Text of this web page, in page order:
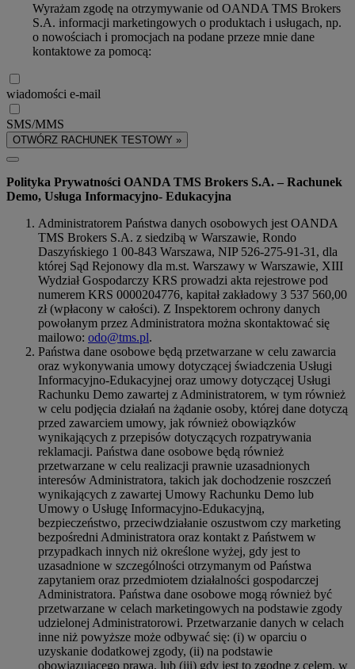
Wyrażam zgodę na otrzymywanie od OANDA TMS Brokers
S.A. informacji marketingowych o produktach i usługach, np.
o nowościach i promocjach na podane przeze mnie dane
kontaktowe za pomocą:
wiadomości e-mail
SMS/MMS
OTWÓRZ RACHUNEK TESTOWY »
Polityka Prywatności OANDA TMS Brokers S.A. – Rachunek
Demo, Usługa Informacyjno- Edukacyjna
Administratorem Państwa danych osobowych jest OANDA
TMS Brokers S.A. z siedzibą w Warszawie, Rondo
Daszyńskiego 1 00-843 Warszawa, NIP 526-275-91-31, dla
której Sąd Rejonowy dla m.st. Warszawy w Warszawie, XIII
Wydział Gospodarczy KRS prowadzi akta rejestrowe pod
numerem KRS 0000204776, kapitał zakładowy 3 537 560,00
zł (wpłacony w całości). Z Inspektorem ochrony danych
powołanym przez Administratora można skontaktować się
mailowo: odo@tms.pl.
Państwa dane osobowe będą przetwarzane w celu zawarcia
oraz wykonywania umowy dotyczącej świadczenia Usługi
Informacyjno-Edukacyjnej oraz umowy dotyczącej Usługi
Rachunku Demo zawartej z Administratorem, w tym również
w celu podjęcia działań na żądanie osoby, której dane dotyczą
przed zawarciem umowy, jak również obowiązków
wynikających z przepisów dotyczących rozpatrywania
reklamacji. Państwa dane osobowe będą również
przetwarzane w celu realizacji prawnie uzasadnionych
interesów Administratora, takich jak dochodzenie roszczeń
wynikających z zawartej Umowy Rachunku Demo lub
Umowy o Usługę Informacyjno-Edukacyjną,
bezpieczeństwo, przeciwdziałanie oszustwom czy marketing
bezpośredni Administratora oraz kontakt z Państwem w
przypadkach innych niż określone wyżej, gdy jest to
uzasadnione w szczególności otrzymanym od Państwa
zapytaniem oraz przedmiotem działalności gospodarczej
Administratora. Państwa dane osobowe mogą również być
przetwarzane w celach marketingowych na podstawie zgody
udzielonej Administratorowi. Przetwarzanie danych w celach
inne niż powyższe może odbywać się: (i) w oparciu o
uzyskanie dodatkowej zgody, (ii) na podstawie
obowiązującego prawa, lub (iii) gdy jest to zgodne z celem, w